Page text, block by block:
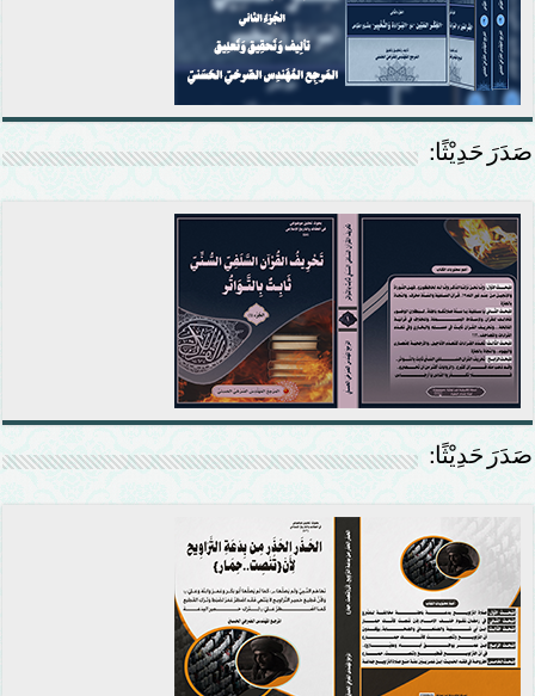
صَدَرَ حَدِيْثًا:
صَدَرَ حَدِيْثًا: